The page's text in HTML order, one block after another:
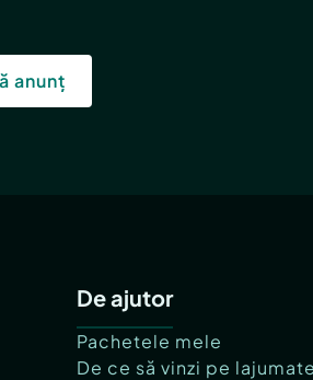
anunț
De ajutor
Pachetele mele
De ce să vinzi pe